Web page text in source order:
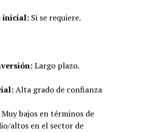
inicial: Si se requiere.
Largo plazo.
Alta grado de confianza
Muy bajos en términos de
altos en el sector de